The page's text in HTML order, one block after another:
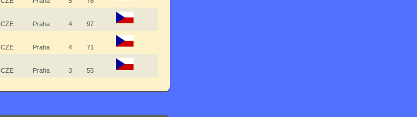
CZE Praha 4 97
CZE Praha 4 71
CZE Praha 3 55